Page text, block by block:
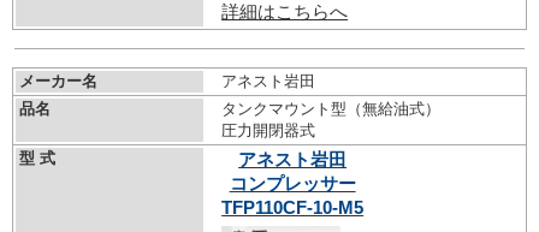
詳細はこちらへ
メーカー名
アネスト岩田
品名
タンクマウント型（無給油式）
圧力開閉器式
型 式
アネスト岩田
コンプレッサー
TFP110CF-10-M5